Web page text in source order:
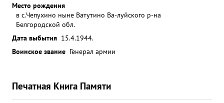
Место рождения
в с.Чепухино ныне Ватутино Ва-луйского р-на
Белгородской обл.
Дата выбытия 15.4.1944.
Воинское звание Генерал армии
Печатная Книга Памяти